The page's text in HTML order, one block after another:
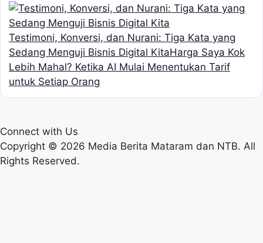
Testimoni, Konversi, dan Nurani: Tiga Kata yang
Sedang Menguji Bisnis Digital KitaHarga Saya Kok
Lebih Mahal? Ketika AI Mulai Menentukan Tarif
untuk Setiap Orang
Connect with Us
Copyright © 2026 Media Berita Mataram dan NTB. All
Rights Reserved.